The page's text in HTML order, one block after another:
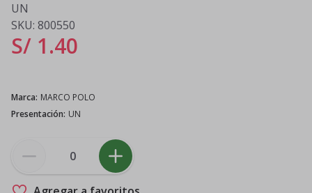
UN
SKU: 800550
S/ 1.40
Marca: MARCO POLO
Presentación: UN